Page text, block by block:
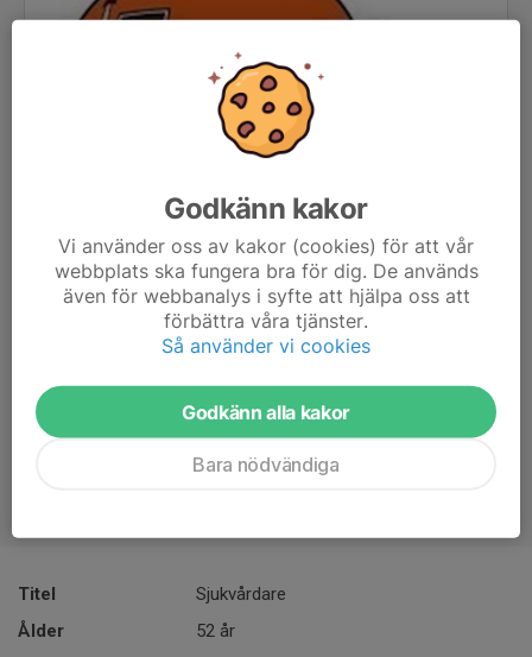
Titel
Sjukvårdare
Ålder
52 år
Godkänn kakor
Vi använder oss av kakor (cookies) för att vår
webbplats ska fungera bra för dig. De används
även för webbanalys i syfte att hjälpa oss att
förbättra våra tjänster.
Så använder vi cookies
Godkänn alla kakor
Bara nödvändiga